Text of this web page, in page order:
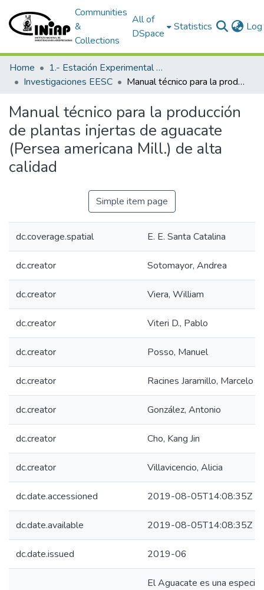
Communities
&
Collections
All of
DSpace
Statistics
Home
1.- Estación Experimental Santa Catalina
Investigaciones EESC
Manual técnico para la producción de plantas injertas de aguacate (Persea americana Mill.) de alta calidad
Manual técnico para la producción
de plantas injertas de aguacate
(Persea americana Mill.) de alta
calidad
Simple item page
dc.coverage.spatial E. E. Santa Catalina
dc.creator Sotomayor, Andrea
dc.creator Viera, William
dc.creator Viteri D., Pablo
dc.creator Posso, Manuel
dc.creator Racines Jaramillo, Marcelo
dc.creator González, Antonio
dc.creator Cho, Kang Jin
dc.creator Villavicencio, Alicia
dc.date.accessioned 2019-08-05T14:08:35Z
dc.date.available 2019-08-05T14:08:35Z
dc.date.issued 2019-06
El Aguacate es una especie